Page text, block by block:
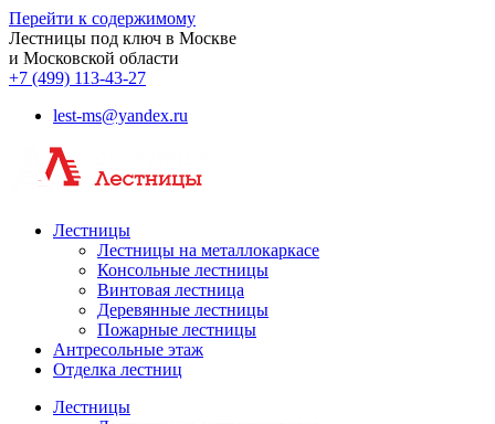
Перейти к содержимому
Лестницы под ключ в Москве
и Московской области
+7 (499) 113-43-27
lest-ms@yandex.ru
Лестницы
Лестницы на металлокаркасе
Консольные лестницы
Винтовая лестница
Деревянные лестницы
Пожарные лестницы
Антресольные этаж
Отделка лестниц
Лестницы